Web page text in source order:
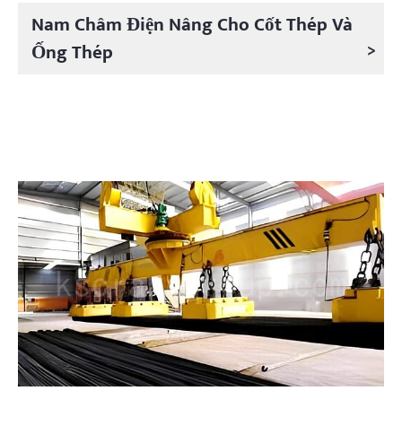
Nam Châm Điện Nâng Cho Cốt Thép Và
Ống Thép
>